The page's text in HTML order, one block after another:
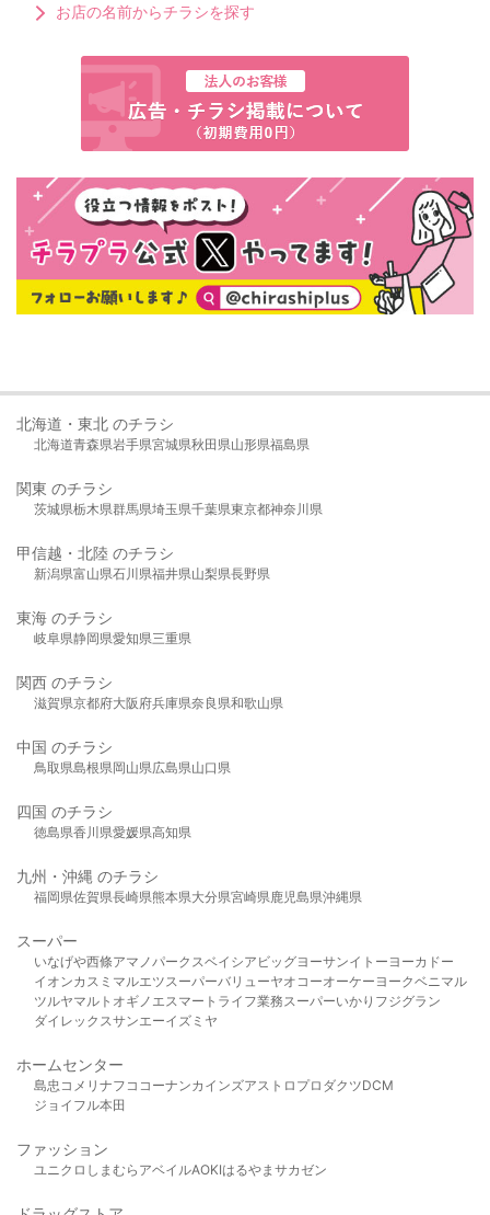
お店の名前からチラシを探す
北海道・東北 のチラシ
北海道青森県岩手県宮城県秋田県山形県福島県
関東 のチラシ
茨城県栃木県群馬県埼玉県千葉県東京都神奈川県
甲信越・北陸 のチラシ
新潟県富山県石川県福井県山梨県長野県
東海 のチラシ
岐阜県静岡県愛知県三重県
関西 のチラシ
滋賀県京都府大阪府兵庫県奈良県和歌山県
中国 のチラシ
鳥取県島根県岡山県広島県山口県
四国 のチラシ
徳島県香川県愛媛県高知県
九州・沖縄 のチラシ
福岡県佐賀県長崎県熊本県大分県宮崎県鹿児島県沖縄県
スーパー
いなげや西條アマノパークスベイシア ビッグヨーサンイトーヨーカドー
イオンカスミ マルエツスーパーバリューヤオコーオーケー ヨークベニマル
ツルヤマルト オギノ エスマート ライフ業務スーパーいかり フジグラン
ダイレックスサンエーイズミヤ
ホームセンター
島忠 コメリ ナフコ コーナンカインズアストロプロダクツDCM
ジョイフル本田
ファッション
ユニクロ しまむら アベイルAOKIはるやま サカゼン